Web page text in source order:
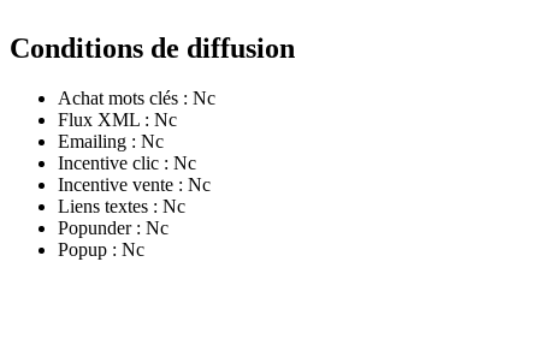
Conditions de diffusion
Achat mots clés : Nc
Flux XML : Nc
Emailing : Nc
Incentive clic : Nc
Incentive vente : Nc
Liens textes : Nc
Popunder : Nc
Popup : Nc